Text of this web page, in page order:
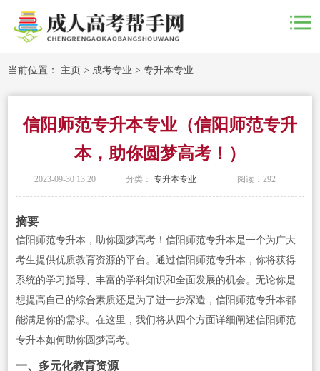
当前位置： 主页 > 成考专业 >专升本专业
信阳师范专升本专业（信阳师范专升
本，助你圆梦高考！）
2023-09-30 13:20 分类：专升本专业 阅读：292
摘要
信阳师范专升本，助你圆梦高考！信阳师范专升本是一个为广大
考生提供优质教育资源的平台。通过信阳师范专升本，你将获得
系统的学习指导、丰富的学科知识和全面发展的机会。无论你是
想提高自己的综合素质还是为了进一步深造，信阳师范专升本都
能满足你的需求。在这里，我们将从四个方面详细阐述信阳师范
专升本如何助你圆梦高考。
一、多元化教育资源